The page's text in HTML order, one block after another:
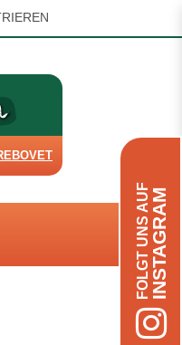
FOLGT UNS AUFINSTAGRAM